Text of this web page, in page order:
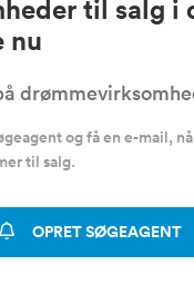
til salg i
nu
og få en e-mail,
til salg.
OPRET SØGEAGENT